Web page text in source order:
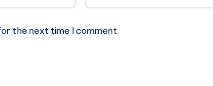
the next time I comment.